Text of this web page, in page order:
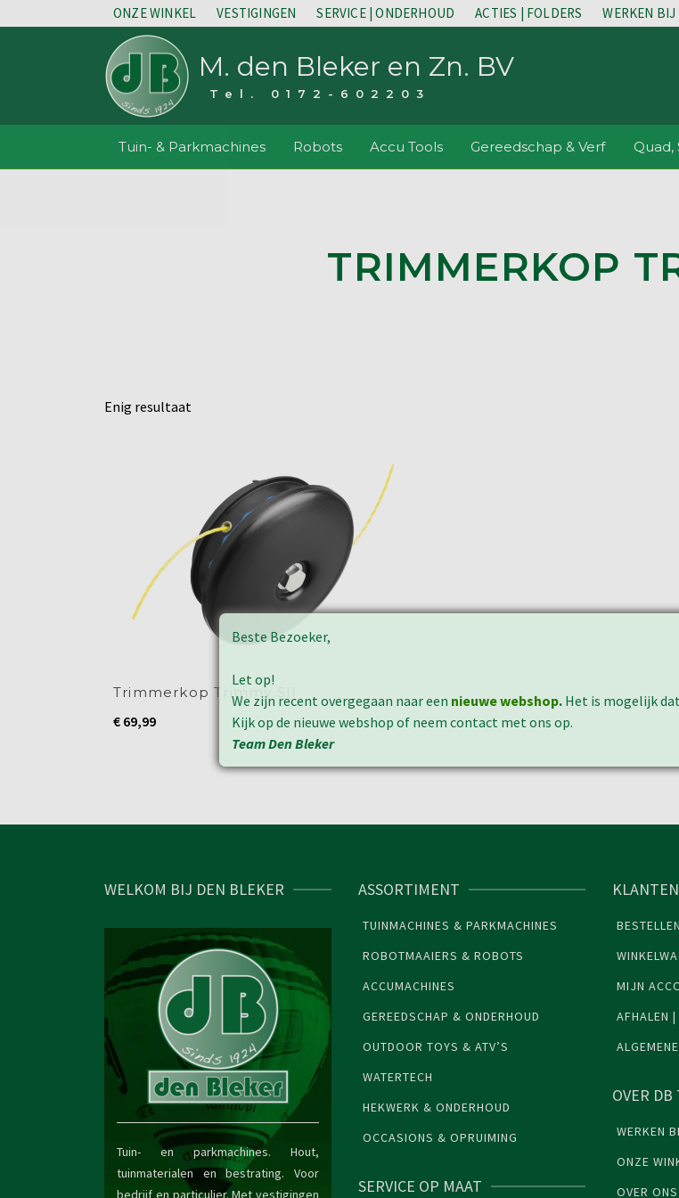
ONZE WINKEL VESTIGINGEN SERVICE | ONDERHOUD ACTIES | FOLDERS WERKEN BIJ
M. den Bleker en Zn. BV
Tel. 0172-602203
Tuin- & Parkmachines Robots Accu Tools Gereedschap & Verf Quad,
TRIMMERKOP
Enig resultaat
Trimmerkop Trimmy SII
€ 69,99
WELKOM BIJ DEN BLEKER
Tuin- en parkmachines. Hout,
tuinmaterialen en bestrating. Voor
bedrijf en particulier. Met vestigingen
ASSORTIMENT
TUINMACHINES & PARKMACHINES
ROBOTMAAIERS & ROBOTS
ACCUMACHINES
GEREEDSCHAP & ONDERHOUD
OUTDOOR TOYS & ATV’S
WATERTECH
HEKWERK & ONDERHOUD
OCCASIONS & OPRUIMING
SERVICE OP MAAT
BESTELLEN
MIJN
AFHALEN
OVER
WERKEN
ONZE
OVER
Beste Bezoeker,
Let op!
We zijn recent overgegaan naar een nieuwe webshop.Het is mogelijk
Kijk op de nieuwe webshop of neem contact met ons op.
Team Den Bleker